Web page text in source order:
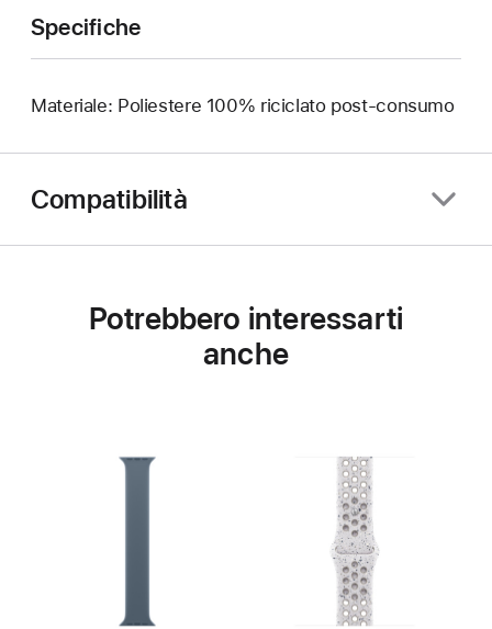
Specifiche
Materiale: Poliestere 100% riciclato post-consumo
Compatibilità
Potrebbero interessarti
anche